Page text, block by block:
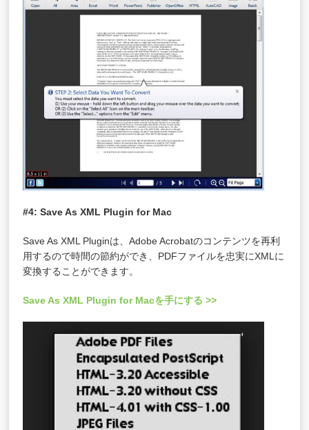
#4: Save As XML Plugin for Mac
Save As XML Pluginは、Adobe Acrobatのコンテンツを再利
用するので時間の節約ができ、PDFファイルを忠実にXMLに
変換することができます。
Save As XML Plugin for Macを手にする >>